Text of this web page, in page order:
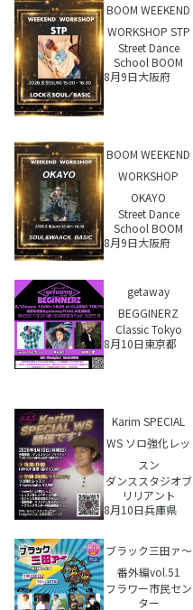
BOOM WEEKEND
WORKSHOP STP
Street Dance
School BOOM
8月9日大阪府
BOOM WEEKEND
WORKSHOP
OKAYO
Street Dance
School BOOM
8月9日大阪府
getaway
BEGGINERZ
Classic Tokyo
8月10日東京都
Karim SPECIAL
WS ソロ強化レッ
スン
ダンススタジオブ
リリアント
8月10日兵庫県
ブラック三田ァ～
番外編vol.51
フラワー市民セン
ター